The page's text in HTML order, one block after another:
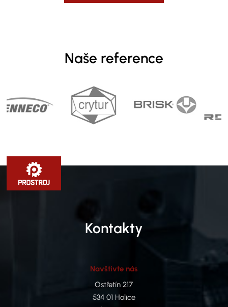
Naše reference
Kontakty
Navštivte nás
Ostřetín 217
534 01 Holice